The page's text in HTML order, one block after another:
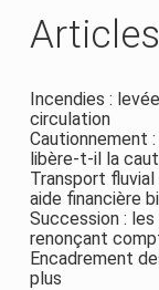
Incendies :
circulation
Cautionnement
libère-t-il la
Transport fluvial
aide financière
Succession :
renonçant
Encadrement
plus